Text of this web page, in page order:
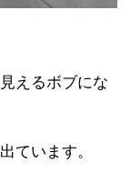
えるボブにな
ています。